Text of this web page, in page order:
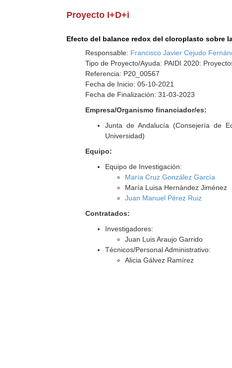
Proyecto I+D+i
Efecto del balance redox del cloroplasto sobre
Responsable: Francisco Javier Cejudo
Tipo de Proyecto/Ayuda: PAIDI 2020:
Referencia: P20_00567
Fecha de Inicio: 05-10-2021
Fecha de Finalización: 31-03-2023
Empresa/Organismo financiador/es:
Junta de Andalucía (Consejería de
Universidad)
Equipo:
Equipo de Investigación:
María Cruz González García
María Luisa Hernández Jiménez
Juan Manuel Pérez Ruiz
Contratados:
Investigadores:
Juan Luis Araujo Garrido
Técnicos/Personal Administrativo:
Alicia Gálvez Ramírez